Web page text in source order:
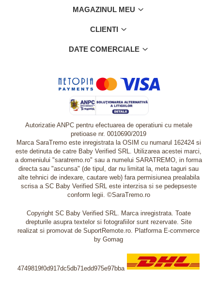
MAGAZINUL MEU
CLIENTI
DATE COMERCIALE
Autorizatie ANPC pentru efectuarea de operatiuni cu metale
pretioase nr. 0010690/2019
Marca SaraTremo este inregistrata la OSIM cu numarul 162424 si
este detinuta de catre Baby Verified SRL. Utilizarea acestei marci,
a domeniului "saratremo.ro" sau a numelui SARATREMO, in forma
directa sau "ascunsa" (de tipul, dar nu limitat la, meta taguri sau
alte tehnici de indexare, cautare web) fara permisiunea prealabila
scrisa a SC Baby Verified SRL este interzisa si se pedepseste
conform legii. ©SaraTremo.ro
Copyright SC Baby Verified SRL. Marca inregistrata. Toate
drepturile asupra textelor si fotografiilor sunt rezervate. Site
realizat si promovat de SuportRemote.ro. Platforma E-commerce
by Gomag
4749819f0d917dc5db71edd975e97bba